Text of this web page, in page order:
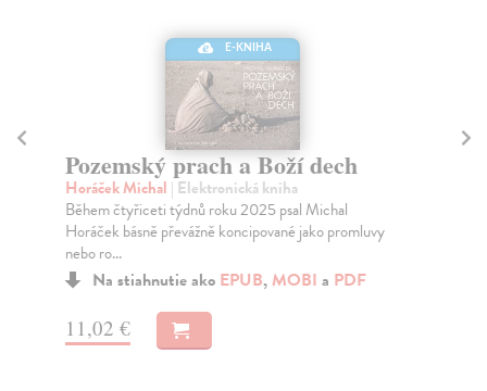
E-KNIHA
Pozemský prach a Boží dech
Horáček Michal | Elektronická kniha
Během čtyřiceti týdnů roku 2025 psal Michal
Horáček básně převážně koncipované jako promluvy
nebo ro...
Na stiahnutie ako EPUB, MOBI a PDF
11,02 €